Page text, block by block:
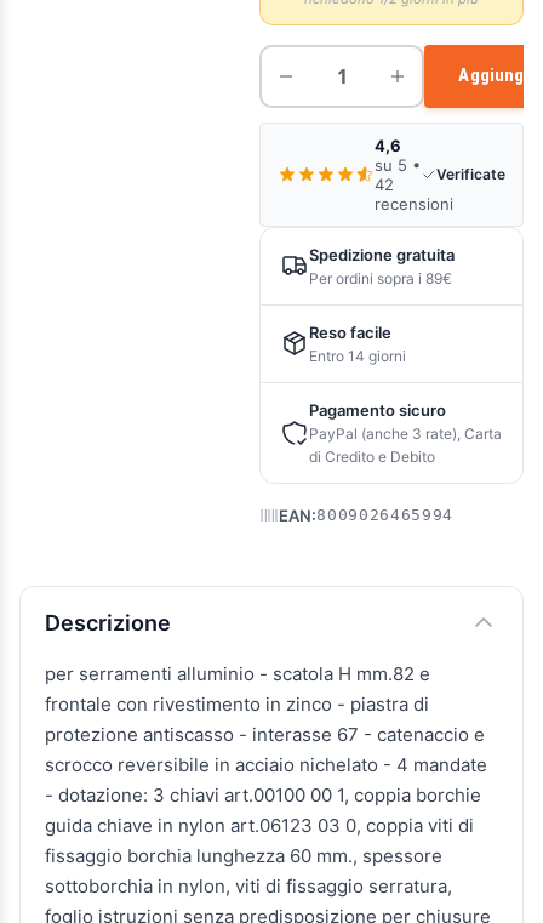
Aggiungi
4,6
su 5 •
42
recensioni
Verificate
Spedizione gratuita
Per ordini sopra i 89€
Reso facile
Entro 14 giorni
Pagamento sicuro
PayPal (anche 3 rate), Carta
di Credito e Debito
EAN:8009026465994
Descrizione e caratteristiche
Descrizione
per serramenti alluminio - scatola H mm.82 e
frontale con rivestimento in zinco - piastra di
protezione antiscasso - interasse 67 - catenaccio e
scrocco reversibile in acciaio nichelato - 4 mandate
- dotazione: 3 chiavi art.00100 00 1, coppia borchie
guida chiave in nylon art.06123 03 0, coppia viti di
fissaggio borchia lunghezza 60 mm., spessore
sottoborchia in nylon, viti di fissaggio serratura,
foglio istruzioni senza predisposizione per chiusure